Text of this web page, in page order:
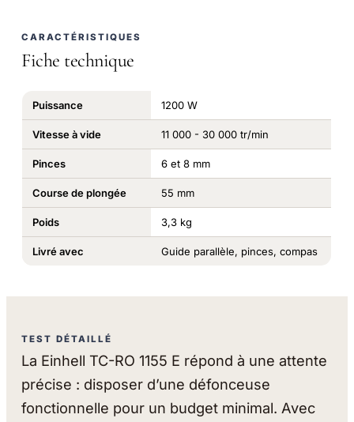
CARACTÉRISTIQUES
Fiche technique
Puissance 1200 W
Vitesse à vide 11 000 - 30 000 tr/min
Pinces 6 et 8 mm
Course de plongée 55 mm
Poids 3,3 kg
Livré avec Guide parallèle, pinces, compas
TEST DÉTAILLÉ
La Einhell TC-RO 1155 E répond à une attente
précise : disposer d’une défonceuse
fonctionnelle pour un budget minimal. Avec